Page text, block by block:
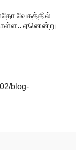
வேகத்தில்
ஏனென்று
blog-